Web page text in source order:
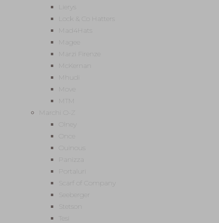
Lierys
Lock & Co Hatters
Mad4Hats
Magee
Marzi Firenze
McKernan
Mhudi
Move
MTM
Marchi O-Z
Olney
Once
Ouinous
Panizza
Portaluri
Scarf of Company
Seeberger
Stetson
Tesi